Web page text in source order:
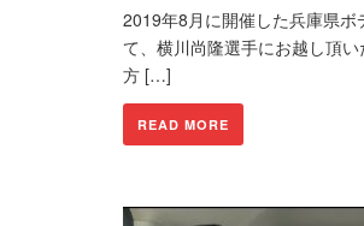
2019年8月に開催した兵庫県
て、横川尚隆選手にお越し頂
方 […]
READ MORE